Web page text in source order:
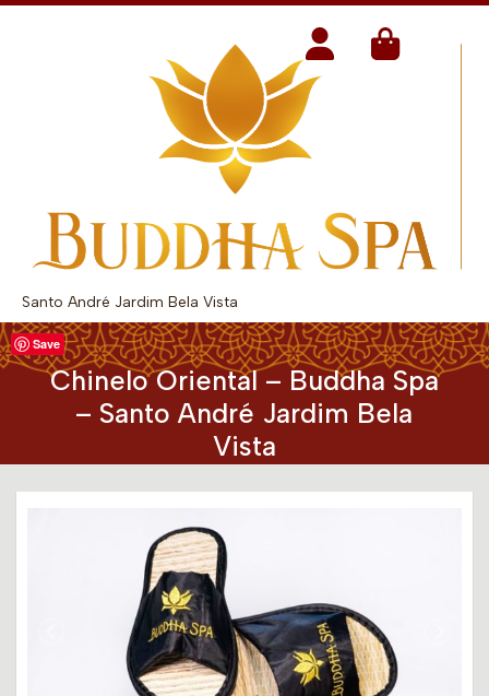
Santo André Jardim Bela Vista
Chinelo Oriental – Buddha Spa
– Santo André Jardim Bela
Vista
Save